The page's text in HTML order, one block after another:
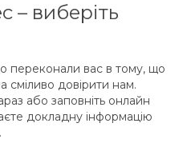
– виберіть
переконали вас в тому, що
довірити нам.
або заповніть онлайн
докладну інформацію